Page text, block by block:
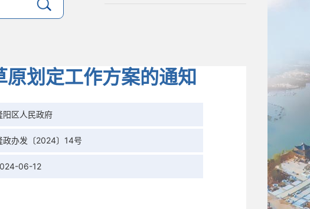
划定工作方案的通知
阳区人民政府
政办发〔2024〕14号
06-12